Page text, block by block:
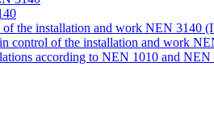
of the installation and work NEN 3140
control of the installation and work
according to NEN 1010 and NEN